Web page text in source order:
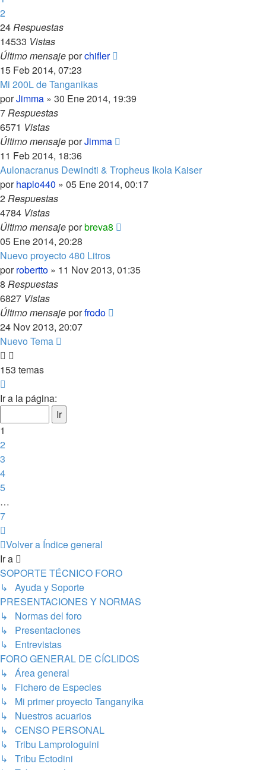
2
24Respuestas
14533 Vistas
Último mensajeporchifler
15 Feb 2014, 07:23
Mi 200L de Tanganikas
porJimma » 30 Ene 2014, 19:39
7Respuestas
6571 Vistas
Último mensajeporJimma
11 Feb 2014, 18:36
Aulonacranus Dewindti & Tropheus Ikola Kaiser
porhaplo440 » 05 Ene 2014, 00:17
2Respuestas
4784 Vistas
Último mensajeporbreva8
05 Ene 2014, 20:28
Nuevo proyecto 480 Litros
porrobertto » 11 Nov 2013, 01:35
8 Respuestas
6827 Vistas
Último mensajeporfrodo
24 Nov 2013, 20:07
Nuevo Tema
153 temas
1
7
Ir a la página:
1
2
3
4
5
…
7
Volver a Índice general
Ir a
SOPORTE TÉCNICO FORO
↳ Ayuda y Soporte
PRESENTACIONES Y NORMAS
↳ Normas del foro
↳ Presentaciones
↳ Entrevistas
FORO GENERAL DE CÍCLIDOS
↳ Área general
↳ Fichero de Especies
↳ Mi primer proyecto Tanganyika
↳ Nuestros acuarios
↳ CENSO PERSONAL
↳ Tribu Lamprologuini
↳ Tribu Ectodini